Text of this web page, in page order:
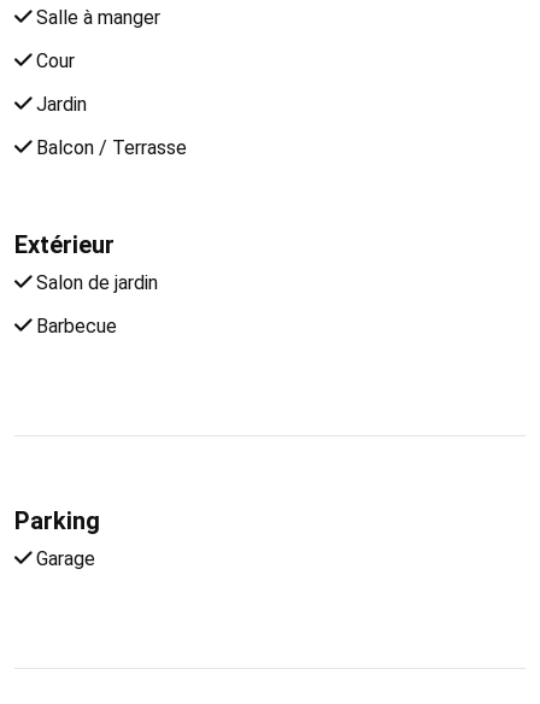
Salle à manger
Cour
Jardin
Balcon / Terrasse
Extérieur
Salon de jardin
Barbecue
Parking
Garage